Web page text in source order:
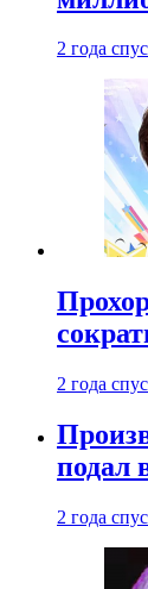
2 года
2 года
подал
2 года